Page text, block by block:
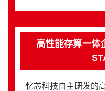
高性能存算一体
忆芯科技自主研发的